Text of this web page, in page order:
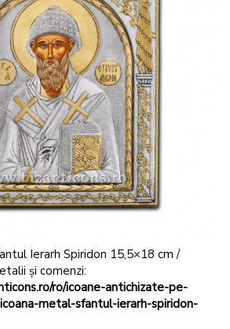
Ierarh Spiridon 15,5×18 cm /
și comenzi:
ro/icoane-antichizate-pe-
metal-sfantul-ierarh-spiridon-